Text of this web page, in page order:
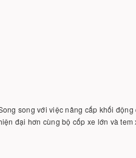
song với việc nâng cấp khối
đại hơn cùng bộ cốp xe lớn và tem